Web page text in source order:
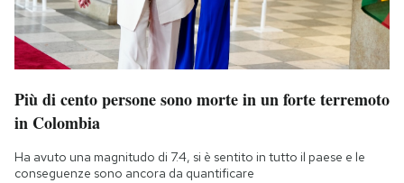
Più di cento persone sono morte in un forte terremoto
in Colombia
Ha avuto una magnitudo di 7.4, si è sentito in tutto il paese e le
conseguenze sono ancora da quantificare